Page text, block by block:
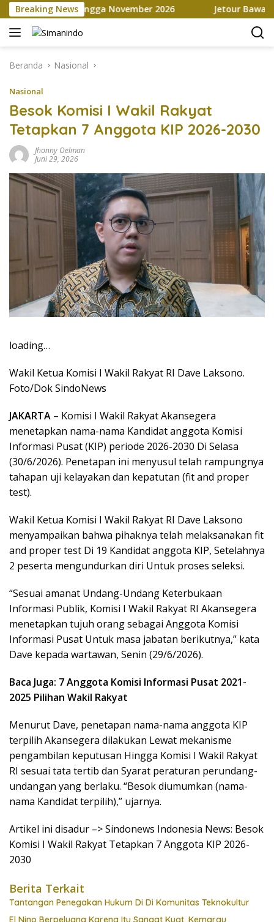
Langsung
ke
konten
Breaking Newshingga November 2026 Jetour Bawa Empat
Beranda Nasional
Nasional
Besok Komisi I Wakil Rakyat
Tetapkan 7 Anggota KIP 2026-2030
Jhonny Oelman
Juni 29, 2026
loading…
Wakil Ketua Komisi I Wakil Rakyat RI Dave Laksono.
Foto/Dok SindoNews
JAKARTA – Komisi I Wakil Rakyat Akansegera
menetapkan nama-nama Kandidat anggota Komisi
Informasi Pusat (KIP) periode 2026-2030 Di Selasa
(30/6/2026). Penetapan ini menyusul telah rampungnya
tahapan uji kelayakan dan kepatutan (fit and proper
test).
Wakil Ketua Komisi I Wakil Rakyat RI Dave Laksono
menyampaikan bahwa pihaknya telah melaksanakan fit
and proper test Di 19 Kandidat anggota KIP, Setelahnya
2 peserta mengundurkan diri Untuk proses seleksi.
“Sesuai amanat Undang-Undang Keterbukaan
Informasi Publik, Komisi I Wakil Rakyat RI Akansegera
menetapkan tujuh orang sebagai Anggota Komisi
Informasi Pusat Untuk masa jabatan berikutnya,” kata
Dave kepada wartawan, Senin (29/6/2026).
Baca Juga: 7 Anggota Komisi Informasi Pusat 2021-
2025 Pilihan Wakil Rakyat
Menurut Dave, penetapan nama-nama anggota KIP
terpilih Akansegera dilakukan Lewat mekanisme
pengambilan keputusan Hingga Komisi I Wakil Rakyat
RI sesuai tata tertib dan Syarat peraturan perundang-
undangan yang berlaku. “Besok diumumkan (nama-
nama Kandidat terpilih),” ujarnya.
Artikel ini disadur –> Sindonews Indonesia News: Besok
Komisi I Wakil Rakyat Tetapkan 7 Anggota KIP 2026-
2030
Berita Terkait
Tantangan Penegakan Hukum Di Di Komunitas Teknokultur
El Nino Berpeluang Karena Itu Sangat Kuat, Kemarau